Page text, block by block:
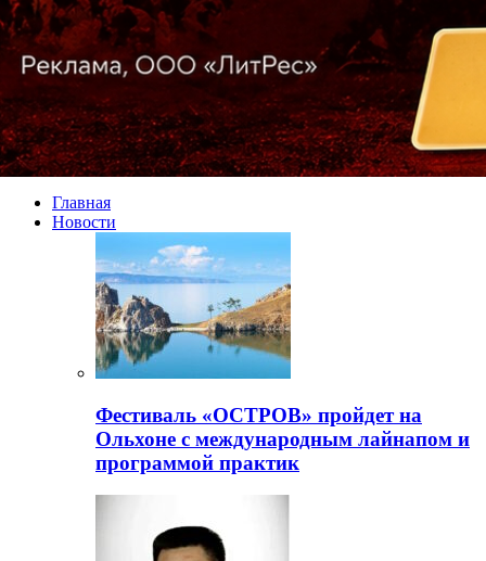
Главная
Новости
Фестиваль «ОСТРОВ» пройдет на
Ольхоне с международным лайнапом и
программой практик